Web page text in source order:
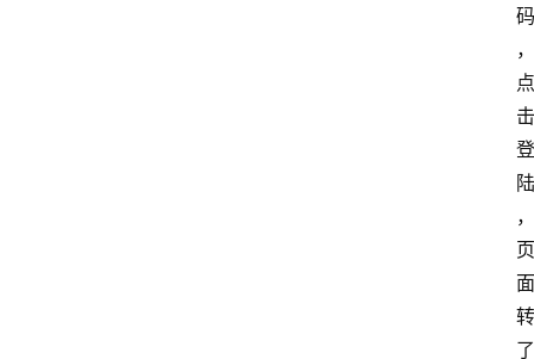
码
，
点
击
登
陆
，
页
面
转
了